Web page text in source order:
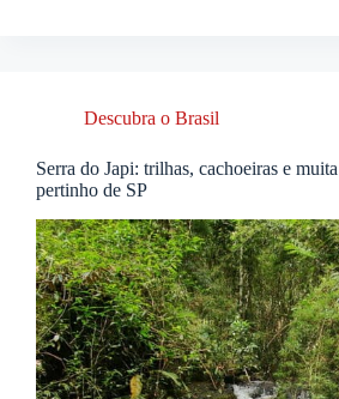
Descubra o Brasil
Serra do Japi: trilhas, cachoeiras e
pertinho de SP